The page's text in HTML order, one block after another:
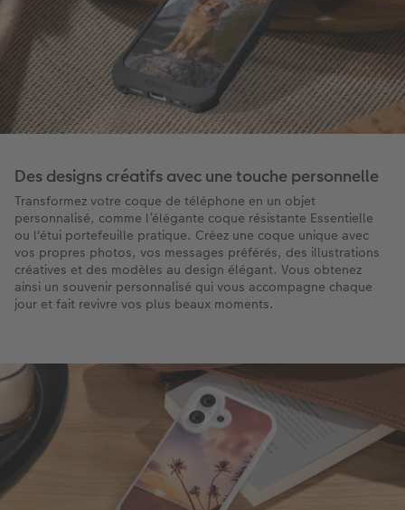
Des designs créatifs avec une touche personnelle
Transformez votre coque de téléphone en un objet
personnalisé, comme l’élégante coque résistante Essentielle
ou l'étui portefeuille pratique. Créez une coque unique avec
vos propres photos, vos messages préférés, des illustrations
créatives et des modèles au design élégant. Vous obtenez
ainsi un souvenir personnalisé qui vous accompagne chaque
jour et fait revivre vos plus beaux moments.